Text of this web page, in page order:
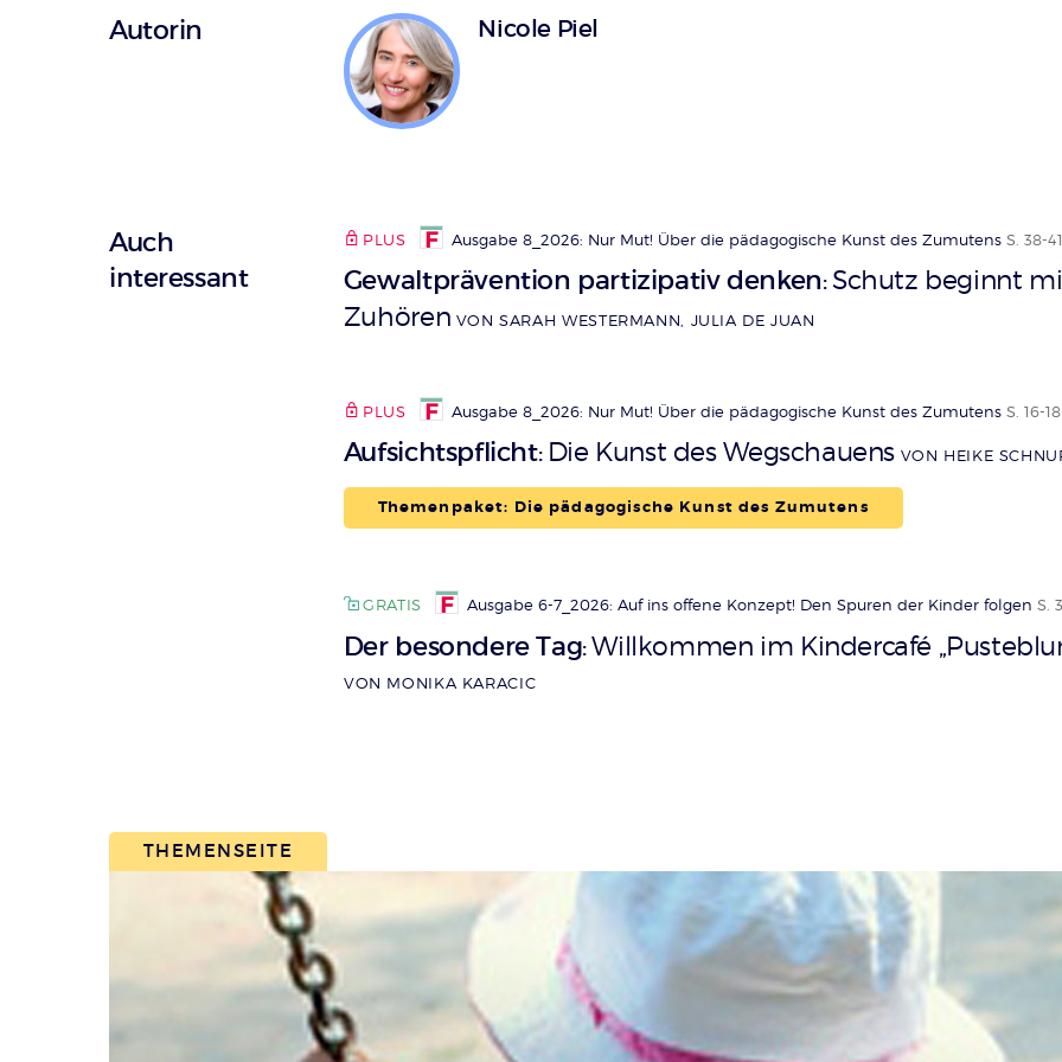
Autorin Nicole Piel
Auch
interessant
PLUS Ausgabe 8_2026: Nur Mut! Über die pädagogische Kunst des Zumutens S. 38-41
Gewaltprävention partizipativ denken:Schutz beginnt
Zuhören VON SARAH WESTERMANN, JULIA DE JUAN
PLUS Ausgabe 8_2026: Nur Mut! Über die pädagogische Kunst des Zumutens S. 16-18
Aufsichtspflicht: Die Kunst des Wegschauens VON HEIKE
Themenpaket: Die pädagogische Kunst des Zumutens
GRATIS Ausgabe 6-7_2026: Auf ins offene Konzept! Den Spuren der Kinder folgen S.
Der besondere Tag:Willkommen im Kindercafé
VON MONIKA KARACIC
THEMENSEITE